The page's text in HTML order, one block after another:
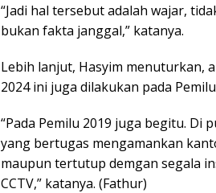
“Jadi hal tersebut adalah wajar,
bukan fakta janggal,” katanya.
Lebih lanjut, Hasyim menuturkan,
2024 ini juga dilakukan pada
“Pada Pemilu 2019 juga begitu. Di
yang bertugas mengamankan
maupun tertutup demgan segala
CCTV,” katanya. (Fathur)